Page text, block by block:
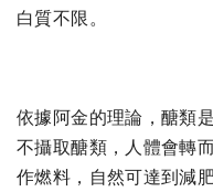
白質不限。
依據阿金的理論，醣類
不攝取醣類，人體會轉
作燃料，自然可達到減